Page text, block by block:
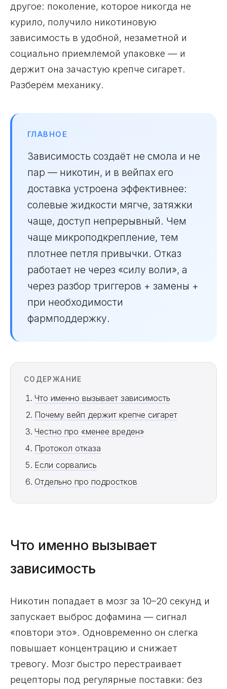
другое: поколение, которое никогда не
курило, получило никотиновую
зависимость в удобной, незаметной и
социально приемлемой упаковке — и
держит она зачастую крепче сигарет.
Разберём механику.
ГЛАВНОЕ
Зависимость создаёт не смола и не
пар — никотин, и в вейпах его
доставка устроена эффективнее:
солевые жидкости мягче, затяжки
чаще, доступ непрерывный. Чем
чаще микроподкрепление, тем
плотнее петля привычки. Отказ
работает не через «силу воли», а
через разбор триггеров + замены +
при необходимости
фармподдержку.
СОДЕРЖАНИЕ
Что именно вызывает зависимость
Почему вейп держит крепче сигарет
Честно про «менее вреден»
Протокол отказа
Если сорвались
Отдельно про подростков
Что именно вызывает
зависимость
Никотин попадает в мозг за 10–20 секунд и
запускает выброс дофамина — сигнал
«повтори это». Одновременно он слегка
повышает концентрацию и снижает
тревогу. Мозг быстро перестраивает
рецепторы под регулярные поставки: без